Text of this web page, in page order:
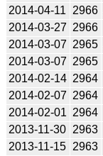
2014-04-11
2966
2014-03-27 2966
2014-03-07 2965
2014-03-07 2965
2014-02-14 2964
2014-02-07 2964
2014-02-01 2964
2013-11-30 2963
2013-11-15 2963